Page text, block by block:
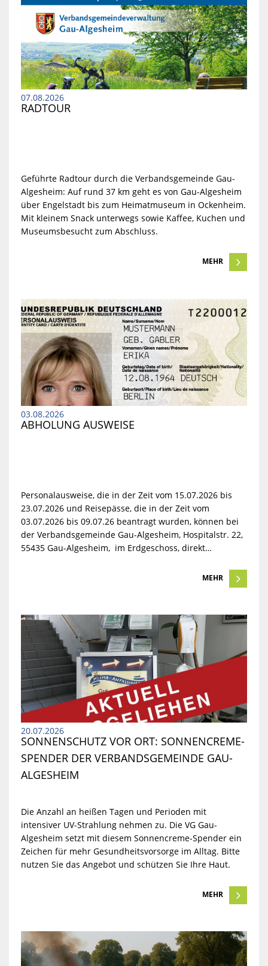
07.08.2026
RADTOUR
Geführte Radtour durch die Verbandsgemeinde Gau-
Algesheim: Auf rund 37 km geht es von Gau-Algesheim
über Engelstadt bis zum Heimatmuseum in Ockenheim.
Mit kleinem Snack unterwegs sowie Kaffee, Kuchen und
Museumsbesucht zum Abschluss.
MEHR
03.08.2026
ABHOLUNG AUSWEISE
Personalausweise, die in der Zeit vom 15.07.2026 bis
23.07.2026 und Reisepässe, die in der Zeit vom
03.07.2026 bis 09.07.26 beantragt wurden, können bei
der Verbandsgemeinde Gau-Algesheim, Hospitalstr. 22,
55435 Gau-Algesheim, im Erdgeschoss, direkt…
MEHR
20.07.2026
SONNENSCHUTZ VOR ORT: SONNENCREME-
SPENDER DER VERBANDSGEMEINDE GAU-
ALGESHEIM
Die Anzahl an heißen Tagen und Perioden mit
intensiver UV-Strahlung nehmen zu. Die VG Gau-
Algesheim setzt mit diesem Sonnencreme-Spender ein
Zeichen für mehr Gesundheitsvorsorge im Alltag. Bitte
nutzen Sie das Angebot und schützen Sie Ihre Haut.
MEHR